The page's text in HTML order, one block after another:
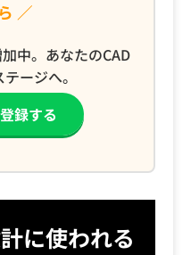
／
中。あなたのCAD
ージへ。
録する
に使われる